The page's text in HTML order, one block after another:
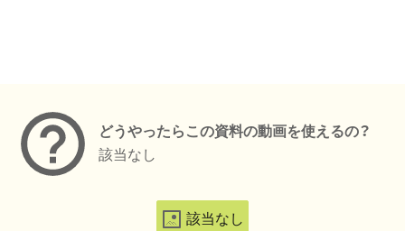
どうやったらこの資料の動画を使えるの？
該当なし
該当なし